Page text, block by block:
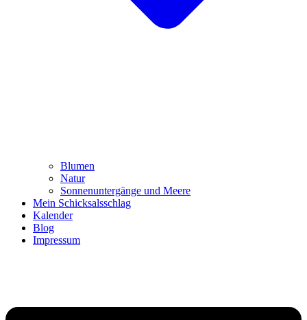
Blumen
Natur
Sonnenuntergänge und Meere
Mein Schicksalsschlag
Kalender
Blog
Impressum